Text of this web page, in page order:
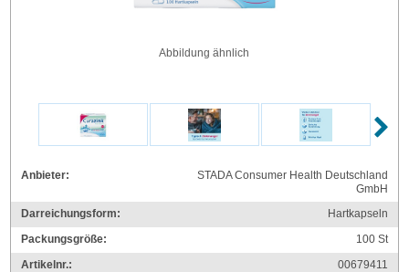
Abbildung ähnlich
Anbieter:
STADA Consumer Health Deutschland
GmbH
Darreichungsform:
Hartkapseln
Packungsgröße:
100St
Artikelnr.:
00679411